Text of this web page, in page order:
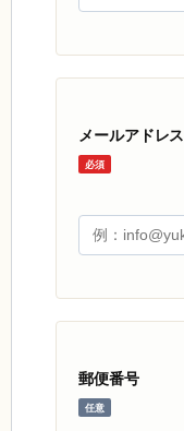
メールアドレス
必須
郵便番号
任意